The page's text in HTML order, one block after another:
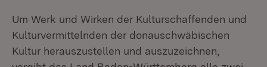
Um Werk und Wirken der Kulturschaffenden und
Kulturvermittelnden der donauschwäbischen
Kultur herauszustellen und auszuzeichnen,